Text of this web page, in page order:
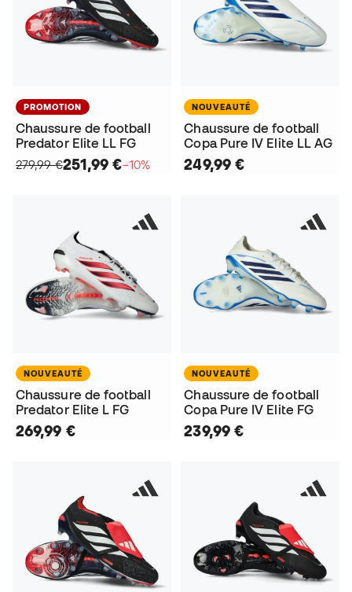
PROMOTION
Chaussure de football
Predator Elite LL FG
279,99 €251,99 €−10%
NOUVEAUTÉ
Chaussure de football
Copa Pure IV Elite LL AG
249,99 €
NOUVEAUTÉ
Chaussure de football
Predator Elite L FG
269,99 €
NOUVEAUTÉ
Chaussure de football
Copa Pure IV Elite FG
239,99 €